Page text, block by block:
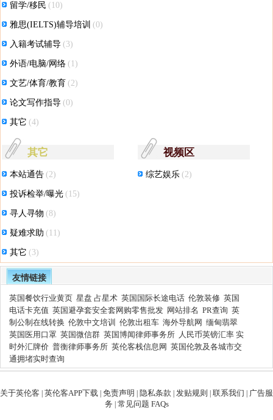
留学/移民 (10)
雅思(IELTS)辅导培训 (0)
入籍考试辅导 (3)
外语/电脑/网络 (1)
文艺/体育/教育 (2)
论文写作指导 (0)
其它 (4)
其它
本站通告 (2)
投诉检举/曝光 (15)
寻人寻物 (8)
疑难求助 (11)
其它 (3)
视频区
综艺娱乐 (2)
友情链接
英国餐饮行业黄页 星盘 占星术 英国国际长途电话 伦敦装修 英国
电话卡充值 英国避孕套安全套网购零售批发 网站排名 PR查询 英
制公制在线转换 伦敦中文培训 伦敦出租车 海外导航网 缅甸翡翠
英国医用口罩 英国微信群 英国博闻律师事务所 人民币英镑汇率 实
时外汇牌价 普衡律师事务所 英伦客栈信息网 英国伦敦及各城市交
通拥堵实时查询
关于英伦客 英伦客APP下载 免责声明 隐私条款 发贴规则 联系我们
广告服
务 常见问题 FAQs